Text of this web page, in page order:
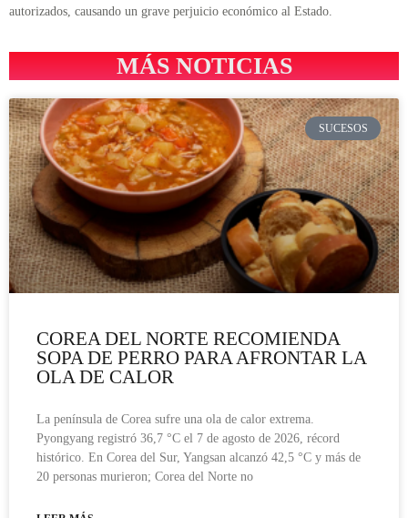
autorizados, causando un grave perjuicio económico al Estado.
MÁS NOTICIAS
SUCESOS
COREA DEL NORTE RECOMIENDA
SOPA DE PERRO PARA AFRONTAR LA
OLA DE CALOR
La península de Corea sufre una ola de calor extrema.
Pyongyang registró 36,7 °C el 7 de agosto de 2026, récord
histórico. En Corea del Sur, Yangsan alcanzó 42,5 °C y más de
20 personas murieron; Corea del Norte no